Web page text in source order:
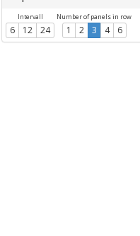
Intervall
6 12 24
Number of panels in row
1 2 3 4 6